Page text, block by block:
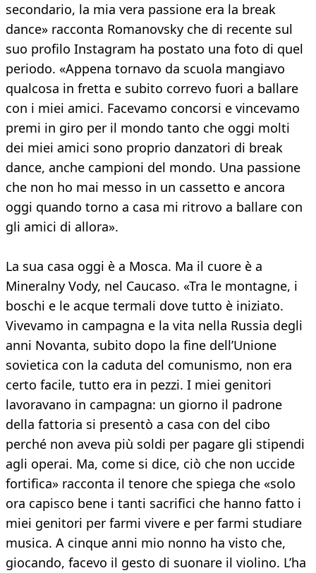
secondario, la mia vera passione era la break
dance» racconta Romanovsky che di recente sul
suo profilo Instagram ha postato una foto di quel
periodo. «Appena tornavo da scuola mangiavo
qualcosa in fretta e subito correvo fuori a ballare
con i miei amici. Facevamo concorsi e vincevamo
premi in giro per il mondo tanto che oggi molti
dei miei amici sono proprio danzatori di break
dance, anche campioni del mondo. Una passione
che non ho mai messo in un cassetto e ancora
oggi quando torno a casa mi ritrovo a ballare con
gli amici di allora».
La sua casa oggi è a Mosca. Ma il cuore è a
Mineralny Vody, nel Caucaso. «Tra le montagne, i
boschi e le acque termali dove tutto è iniziato.
Vivevamo in campagna e la vita nella Russia degli
anni Novanta, subito dopo la fine dell’Unione
sovietica con la caduta del comunismo, non era
certo facile, tutto era in pezzi. I miei genitori
lavoravano in campagna: un giorno il padrone
della fattoria si presentò a casa con del cibo
perché non aveva più soldi per pagare gli stipendi
agli operai. Ma, come si dice, ciò che non uccide
fortifica» racconta il tenore che spiega che «solo
ora capisco bene i tanti sacrifici che hanno fatto i
miei genitori per farmi vivere e per farmi studiare
musica. A cinque anni mio nonno ha visto che,
giocando, facevo il gesto di suonare il violino. L’ha